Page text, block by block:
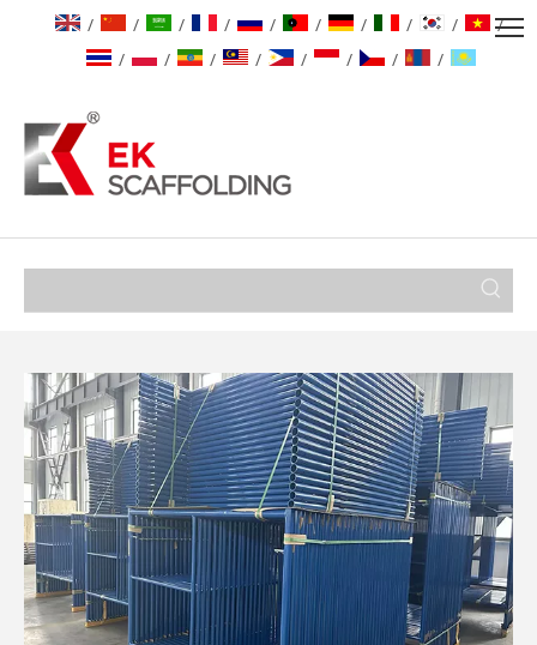
/ / / / / / / / /
/
/
/ / / / / / /